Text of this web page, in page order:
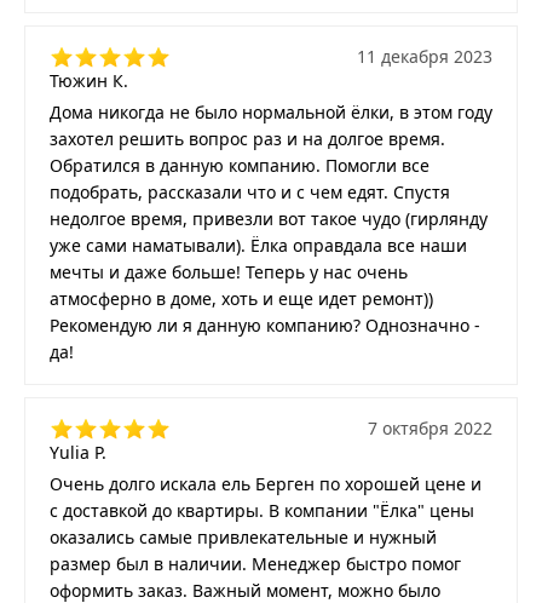
Тюжин К.
11 декабря 2023
Дома никогда не было нормальной ёлки, в этом году
захотел решить вопрос раз и на долгое время.
Обратился в данную компанию. Помогли все
подобрать, рассказали что и с чем едят. Спустя
недолгое время, привезли вот такое чудо (гирлянду
уже сами наматывали). Ёлка оправдала все наши
мечты и даже больше! Теперь у нас очень
атмосферно в доме, хоть и еще идет ремонт))
Рекомендую ли я данную компанию? Однозначно -
да!
Yulia P.
7 октября 2022
Очень долго искала ель Берген по хорошей цене и
с доставкой до квартиры. В компании "Ёлка" цены
оказались самые привлекательные и нужный
размер был в наличии. Менеджер быстро помог
оформить заказ. Важный момент, можно было